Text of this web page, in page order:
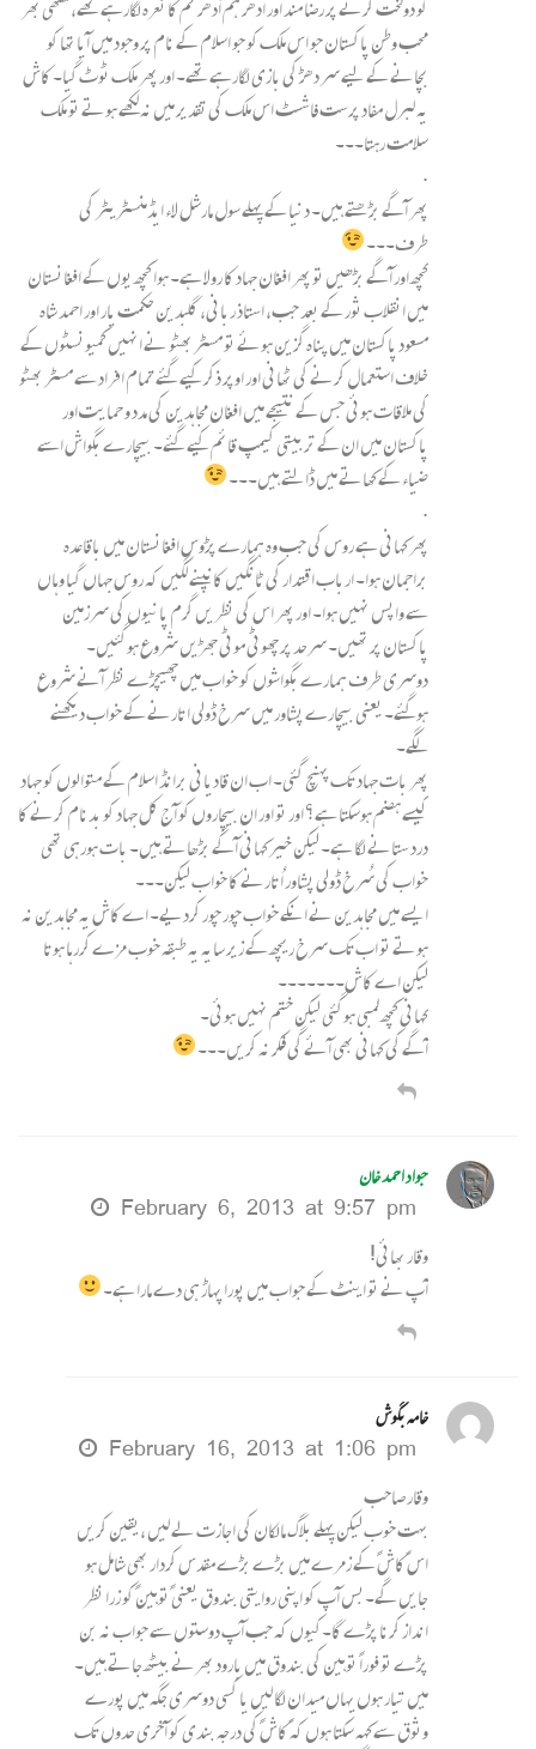
کو دولخت کرنے پر رضا مند اور ادھر ہم اُدھر تم کا نعرہ لگارہے تھے، مٹھی بھر
محب وطن پاکستان جو اس ملک کو جو اسلام کے نام پر وجود میں آیا تھا کو
بچانے کے لیے سر دھڑ کی بازی لگارہے تھے۔ اور پھر ملک ٹوٹ گیا۔ کاش
یہ لبرل مفاد پرست فاشسٹ اس ملک کی تقدیر میں نہ لکھے ہوتے تو ملک
سلامت رہتا۔۔۔
.
پھر آگے بڑھتے ہیں۔ دنیا کے پہلے سول مارشل لاء ایڈمنسٹریٹر کی
طرف۔۔۔
کچھ اور آگے بڑھیں تو پھر افغان جہاد کا رولا ہے۔ ہوا کچھ یوں کے افغانستان
میں انقلاب ثور کے بعد جب، استاذ ربانی، گلبدین حکمت یار اور احمد شاہ
مسعود پاکستان میں پناہ گزین ہوئے تو مسٹر بھٹو نے انہیں کمیونسٹوں کے
خلاف استعمال کرنے کی ٹھانی اور اوپر ذکر کیے گئے تمام افراد سے مسٹر بھٹو
کی ملاقات ہوئی جس کے نتیجے میں افغان مجاہدین کی مدد و حمایت اور
پاکستان میں ان کے تربیتی کیمپ قائم کیے گئے۔ بیچارے بگواش اسے
ضیاء کے کھاتے میں ڈالتے ہیں۔۔۔
.
پھر کہانی ہے روس کی جب وہ ہمارے پڑوس افغانستان میں باقاعدہ
براجمان ہوا۔ ارباب اقتدار کی ٹانگیں کانپنے لگیں کہ روس جہاں گیا وہاں
سے واپس نہیں ہوا۔ اور پھر اس کی نظریں گرم پانیوں کی سرزمین
پاکستان پر تھیں۔ سرحد پر چھوٹی موٹی جھڑیں شروع ہوگئیں۔
دوسری طرف ہمارے بگواشوں کو خواب میں چھیچڑے نظر آنے شروع
ہوگئے۔ یعنی بیچارے پشاور میں سرخ ڈولی اتارنے کے خواب دیکھنے
لگے۔
پھر بات جہاد تک پہنچ گئی۔ اب ان قادیانی برانڈ اسلام کے متوالوں کو جہاد
کیسے ہضم ہوسکتا ہے؟ اور تو اور ان بیچاروں کو آج کل جہاد کو بدنام کرنے کا
درد ستانے لگا ہے۔ لیکن خیر کہانی آگے بڑھاتے ہیں۔ بات ہورہی تھی
خواب کی سُرخ ڈولی پشاور اُتارنے کا خواب لیکن۔۔۔
ایسے میں مجاہدین نے انکے خواب چور چور کردیے۔ اے کاش یہ مجاہدین نہ
ہوتے تو اب تک سرخ ریچھ کے زیر سایہ یہ طبقہ خوب مزے کررہا ہوتا
لیکن اے کاش۔۔۔۔۔۔۔
کہانی کچھ لمبی ہوگئی لیکن ختم نہیں ہوئی۔
آگے کی کہانی بھی آئے گی فکر نہ کریں۔۔۔
جواد احمد خان
February 6, 2013 at 9:57 pm
وقار بھائی!
آپ نے تو اینٹ کے جواب میں پورا پہاڑ ہی دے مارا ہے۔
خامہ بگوش
February 16, 2013 at 1:06 pm
وقار صاحب
بہت خوب لیکن پہلے بلاگ مالکان کی اجازت لے لیں ،یقین کریں
اس ًکاشً کے زمرے میں بڑے بڑے مقدس کردار بھی شامل ہو
جایں گے۔بس آپ کو اپنی روایتی بندوق یعنی ًتوہینً کو زرا نظر
انداز کرنا پڑے گا۔کیوں کہ جب آپ دوستوں سے جواب نہ بن
پڑے تو فوراً توہین کی بندوق میں بارود بھرنے بیٹھ جاتے ہیں۔
میں تیار ہوں یہاں میدان لگا لیں یا کسی دوسری جگہ میں پورے
وثوق سے کہہ سکتا ہوں کہ ًکاشً کی درجہ بندی کو آخری حدوں تک